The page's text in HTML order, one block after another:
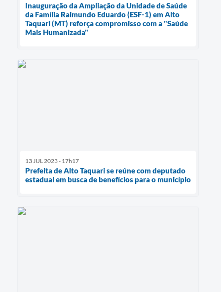
Inauguração da Ampliação da Unidade de Saúde
da Família Raimundo Eduardo (ESF-1) em Alto
Taquari (MT) reforça compromisso com a "Saúde
Mais Humanizada"
13 JUL 2023 - 17h17
Prefeita de Alto Taquari se reúne com deputado
estadual em busca de benefícios para o município